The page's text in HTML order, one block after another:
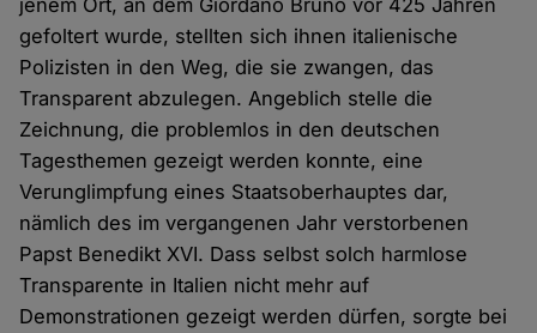
jenem Ort, an dem Giordano Bruno vor 425 Jahren
gefoltert wurde, stellten sich ihnen italienische
Polizisten in den Weg, die sie zwangen, das
Transparent abzulegen. Angeblich stelle die
Zeichnung, die problemlos in den deutschen
Tagesthemen gezeigt werden konnte, eine
Verunglimpfung eines Staatsoberhauptes dar,
nämlich des im vergangenen Jahr verstorbenen
Papst Benedikt XVI. Dass selbst solch harmlose
Transparente in Italien nicht mehr auf
Demonstrationen gezeigt werden dürfen, sorgte bei